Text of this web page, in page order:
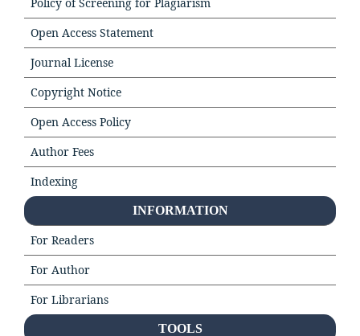
Policy of Screening for Plagiarism
Open Access Statement
Journal License
Copyright Notice
Open Access Policy
Author Fees
Indexing
INFORMATION
For Readers
For Author
For Librarians
TOOLS